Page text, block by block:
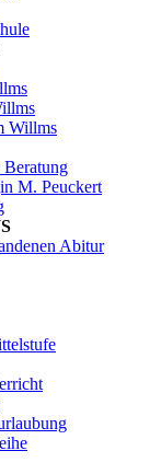
Willms
Beratung
M. Peuckert
Abitur